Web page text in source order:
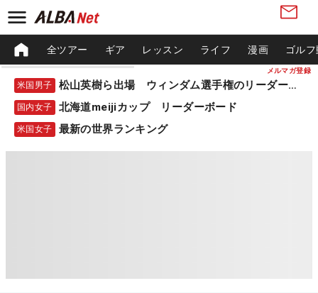
メルマガ登録
全ツアー ギア レッスン ライフ 漫画 ゴル
米国男子 松山英樹ら出場 ウィンダム選手権のリーダーボード
国内女子 北海道meijiカップ リーダーボード
米国女子 最新の世界ランキング